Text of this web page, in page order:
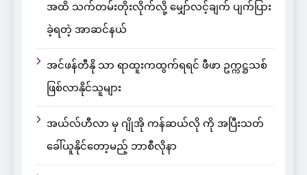
အထိ သက်တမ်းတိုးလိုက်လို့ မျှော်လင့်ချက် ပျက်ပြား
ခဲ့ရတဲ့ အာဆင်နယ်
အင်ဖန်တီနို သာ ရာထူးကထွက်ရရင် ဖီဖာ ဥက္ကဋ္ဌသစ်
ဖြစ်လာနိုင်သူများ
အယ်လ်ဟီလာ မှ ဂျိုအို ကန်ဆယ်လို ကို အပြီးသတ်
ခေါ်ယူနိုင်တော့မည့် ဘာစီလိုနာ